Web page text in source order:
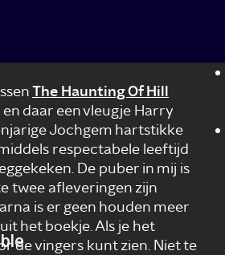
The Haunting Of Hill
en daar een vleugje Harry
Jochgem hartstikke
respectabele leeftijd
De puber in mij is
twee afleveringen zijn
is er geen houden meer
het boekje. Als je het
de vingers kunt zien. Niet te